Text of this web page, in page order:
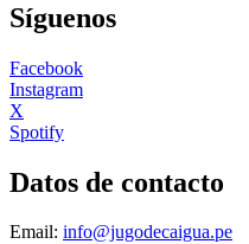
Síguenos
Facebook
Instagram
X
Spotify
Datos de contacto
Email: info@jugodecaigua.pe